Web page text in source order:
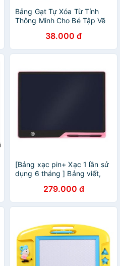
Bảng Gạt Tự Xóa Từ Tính
Thông Minh Cho Bé Tập Vẽ
38.000 đ
[Bảng xạc pin+ Xạc 1 lần sử
dụng 6 tháng ] Bảng viết,
tự động xóa 16 inch
279.000 đ